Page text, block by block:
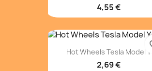
4,55 €
Hot Wheels Tesla Model Y
2,69 €